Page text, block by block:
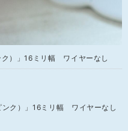
ク）」16ミリ幅 ワイヤーなし
ク）」16ミリ幅 ワイヤーなし